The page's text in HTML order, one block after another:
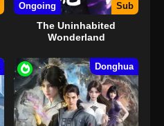
Ongoing Sub
The Uninhabited
Wonderland
Donghua